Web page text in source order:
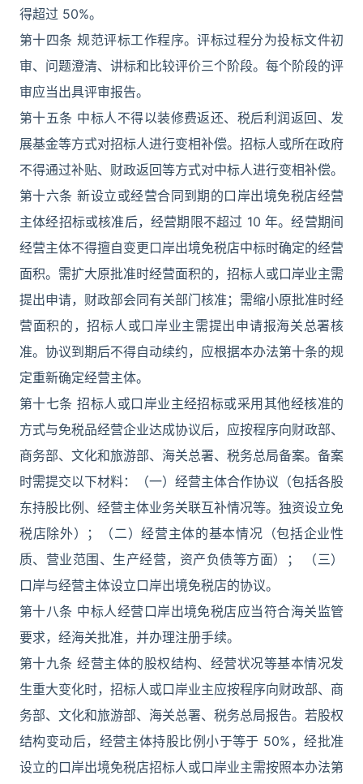
得超过 50%。
第十四条 规范评标工作程序。评标过程分为投标文件初
审、问题澄清、讲标和比较评价三个阶段。每个阶段的评
审应当出具评审报告。
第十五条 中标人不得以装修费返还、税后利润返回、发
展基金等方式对招标人进行变相补偿。招标人或所在政府
不得通过补贴、财政返回等方式对中标人进行变相补偿。
第十六条 新设立或经营合同到期的口岸出境免税店经营
主体经招标或核准后，经营期限不超过 10 年。经营期间
经营主体不得擅自变更口岸出境免税店中标时确定的经营
面积。需扩大原批准时经营面积的，招标人或口岸业主需
提出申请，财政部会同有关部门核准；需缩小原批准时经
营面积的，招标人或口岸业主需提出申请报海关总署核
准。协议到期后不得自动续约，应根据本办法第十条的规
定重新确定经营主体。
第十七条 招标人或口岸业主经招标或采用其他经核准的
方式与免税品经营企业达成协议后，应按程序向财政部、
商务部、文化和旅游部、海关总署、税务总局备案。备案
时需提交以下材料：（一）经营主体合作协议（包括各股
东持股比例、经营主体业务关联互补情况等。独资设立免
税店除外）；（二）经营主体的基本情况（包括企业性
质、营业范围、生产经营，资产负债等方面）； （三）
口岸与经营主体设立口岸出境免税店的协议。
第十八条 中标人经营口岸出境免税店应当符合海关监管
要求，经海关批准，并办理注册手续。
第十九条 经营主体的股权结构、经营状况等基本情况发
生重大变化时，招标人或口岸业主应按程序向财政部、商
务部、文化和旅游部、海关总署、税务总局报告。若股权
结构变动后，经营主体持股比例小于等于 50%，经批准
设立的口岸出境免税店招标人或口岸业主需按照本办法第